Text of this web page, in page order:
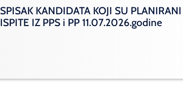
SPISAK KANDIDATA KOJI SU
ISPITE IZ PPS i PP 11.07.2026.godine